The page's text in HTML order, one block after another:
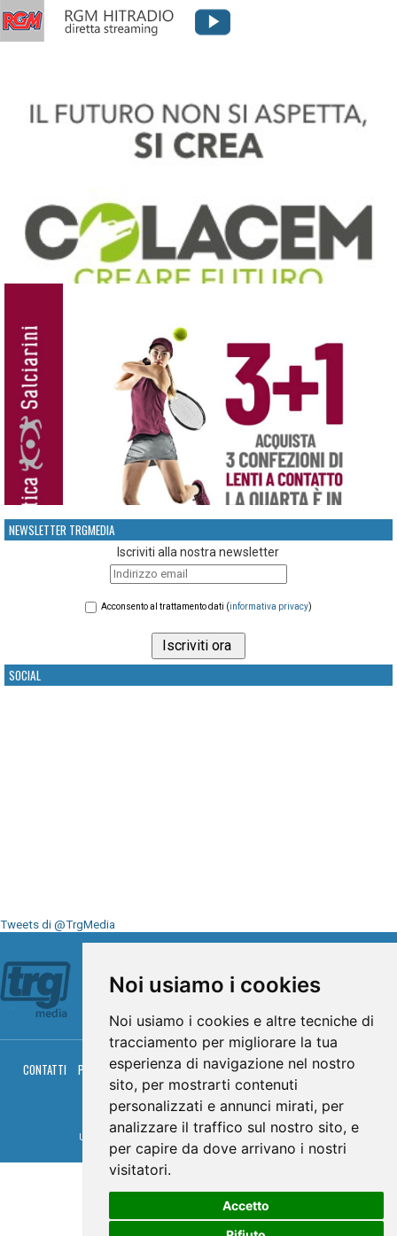
Noi usiamo i cookies
Noi usiamo i cookies e altre tecniche di
tracciamento per migliorare la tua
esperienza di navigazione nel nostro
sito, per mostrarti contenuti
personalizzati e annunci mirati, per
analizzare il traffico sul nostro sito, e
per capire da dove arrivano i nostri
visitatori.
Accetto
NEWSLETTER TRGMEDIA
Iscriviti alla nostra newsletter
Acconsento al trattamento dati (informativa privacy)
SOCIAL
Tweets di @TrgMedia
CONTATTI PRIVACY COOKIES PALINSESTO DIRETTA TV
DIRETTA RADIO
RGM HITRADIO
© TRG Media 2005-2026
Umbria Televisioni s.r.l. - P.I.00496230541 - - Powered by